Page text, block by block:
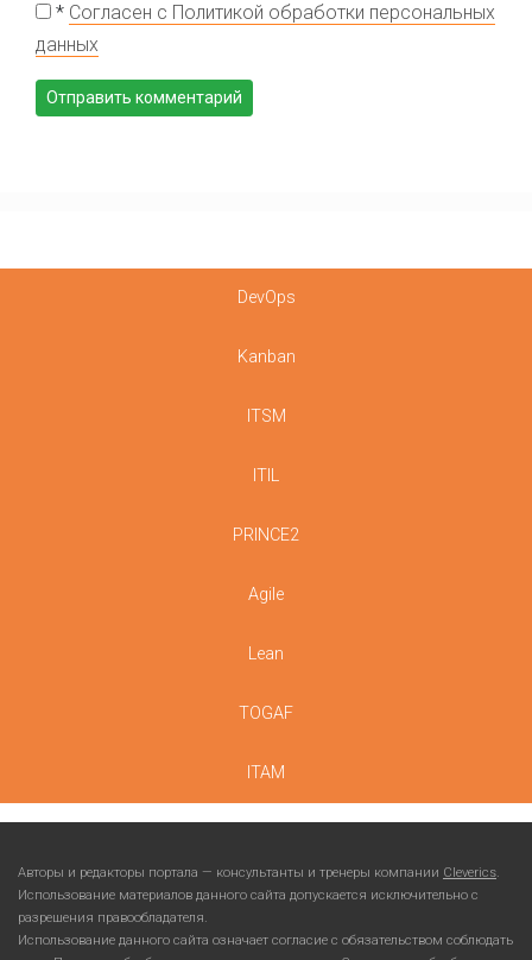
* Согласен с Политикой обработки персональных
данных
DevOps
Kanban
ITSM
ITIL
PRINCE2
Agile
Lean
TOGAF
ITAM
Авторы и редакторы портала — консультанты и тренеры компании Cleverics.
Использование материалов данного сайта допускается исключительно с
разрешения правообладателя.
Использование данного сайта означает согласие с обязательством соблюдать